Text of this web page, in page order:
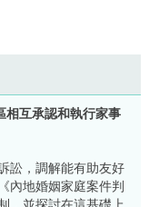
相互承認和執行家事
訟，調解能有助友好
內地婚姻家庭案件判